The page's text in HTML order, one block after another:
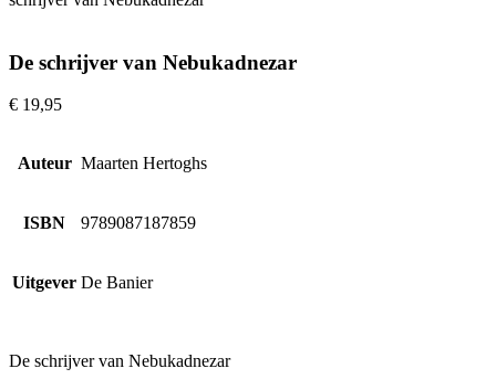
De schrijver van Nebukadnezar
€ 19,95
Auteur Maarten Hertoghs
ISBN 9789087187859
Uitgever De Banier
De schrijver van Nebukadnezar